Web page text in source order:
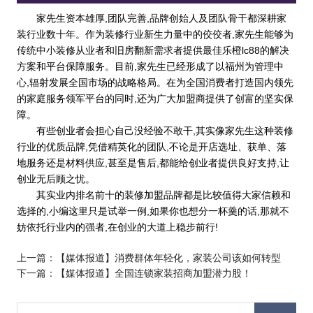
家先生资本雄厚,团队完善,品牌创始人及团队骨干都深耕家
装行业数十年。作为装修行业新生力量中的佼佼者,家先生能够为
传统中小装修从业者和旧房翻新需求者提供最佳乐橙lc88的解决
方案和平台保障服务。目前,家先生已经形成了以福州为管理中
心,辐射发展全国市场的战略格局。在为全国消费者打造国内领先
的家庭服务领军平台的同时,还为广大加盟商提供了创富的坚实保
障。
有些创业者会担心自己没经验不敢干,其实像家先生这种装修
行业的优质品牌,凭借精英化的团队,不论是开店选址、获单、落
地服务还是材料供应,甚至是售后,都能给创业者提供良好支持,让
创业无后顾之忧。
其实业内排名前十的装修加盟品牌都是比较值得大家信赖和
选择的,小编这里只是试举一例,如果你也想分一杯羹的话,那就不
妨依托行业内的强者,在创业的大道上稳步前行!
上一篇：
【媒体报道】消费群体年轻化，家装公司该如何转型
下一篇：
【媒体报道】全国连锁家装招商加盟潜力股！